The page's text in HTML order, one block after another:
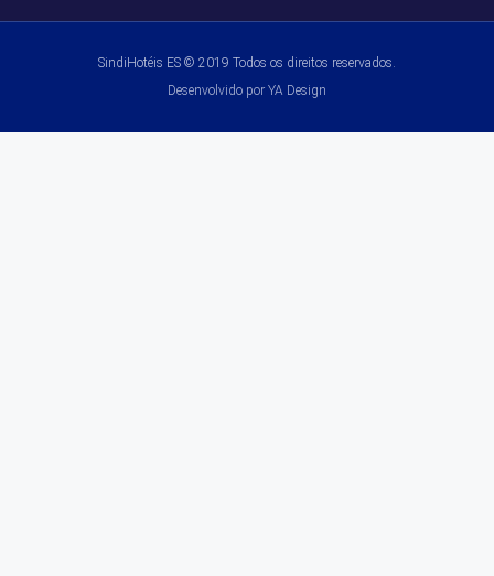
SindiHotéis ES © 2019 Todos os direitos reservados.
Desenvolvido por YA Design